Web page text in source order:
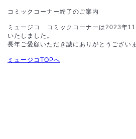
コミックコーナー終了のご案内
ミュージコ コミックコーナーは2023年
いたしました。
長年ご愛顧いただき誠にありがとうござい
ミュージコTOPへ